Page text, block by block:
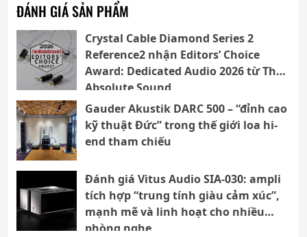
ĐÁNH GIÁ SẢN PHẨM
Crystal Cable Diamond Series 2
Reference2 nhận Editors’ Choice
Award: Dedicated Audio 2026 từ The
Absolute Sound
Gauder Akustik DARC 500 – “đỉnh cao
kỹ thuật Đức” trong thế giới loa hi-
end tham chiếu
Đánh giá Vitus Audio SIA-030: ampli
tích hợp “trung tính giàu cảm xúc”,
mạnh mẽ và linh hoạt cho nhiều
phòng nghe